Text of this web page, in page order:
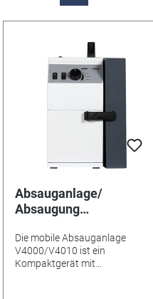
Absauganlage/
Absaugung
inklusive Aktivkohlefilter
Die mobile Absauganlage
V4000/V4010 ist ein
Kompaktgerät mit